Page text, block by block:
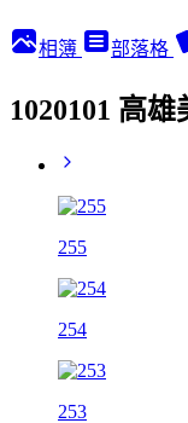
相簿 部落格
1020101 高
255
254
253